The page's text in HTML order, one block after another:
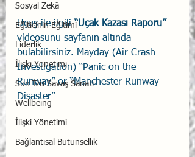
Sosyal Zekâ
Eğiticinin Eğitimi
Liderlik
İlişki Yönetimi
Sun Tzu Savaş Sanatı
Wellbeing
İlişki Yönetimi
Bağlantısal Bütünsellik
Uçuş ile ilgili “Uçak Kazası Raporu”
videosunu sayfanın altında
bulabilirsiniz. Mayday (Air Crash
Investigation) “Panic on the
Runway” or “Manchester Runway
Disaster”